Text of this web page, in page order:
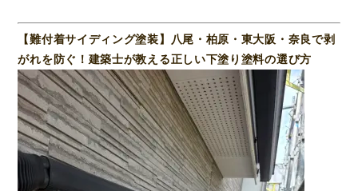
【難付着サイディング塗装】八尾・柏原・東大阪・奈良で剥
がれを防ぐ！建築士が教える正しい下塗り塗料の選び方